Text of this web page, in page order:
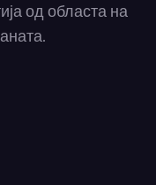
од областа на